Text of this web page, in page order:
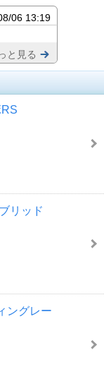
06 13:19
と見る
リッド
ングレー